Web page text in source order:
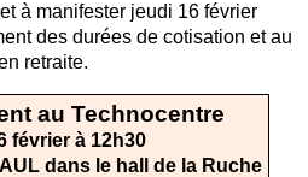
à manifester jeudi 16 février
des durées de cotisation et au
retraite.
au Technocentre
février à 12h30
dans le hall de la Ruche